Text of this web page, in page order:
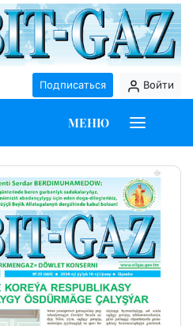
Подписаться Войти
МЕНЮ